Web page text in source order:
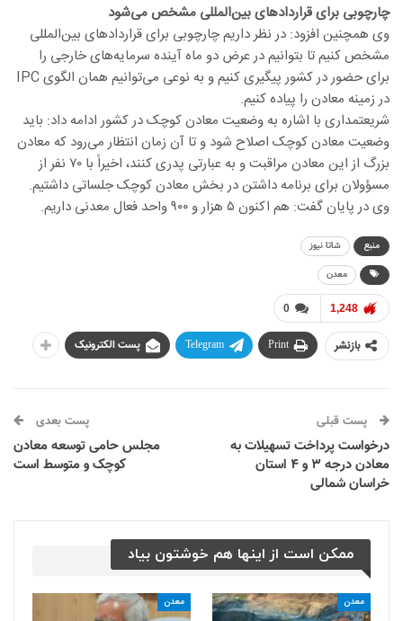
چارچوبی برای قراردادهای بین‌المللی مشخص می‌شود
وی همچنین افزود: در نظر داریم چارچوبی برای قراردادهای بین‌المللی
مشخص کنیم تا بتوانیم در عرض دو ماه آینده سرمایه‌های خارجی را
برای حضور در کشور پیگیری کنیم و به نوعی می‌توانیم همان الگوی IPC
در زمینه معادن را پیاده کنیم.
شریعتمداری با اشاره به وضعیت معادن کوچک در کشور ادامه داد: باید
وضعیت معادن کوچک اصلاح شود و تا آن زمان انتظار می‌رود که معادن
بزرگ از این معادن مراقبت و به عبارتی پدری کنند، اخیراً با ۷۰ نفر از
مسؤولان برای برنامه داشتن در بخش معادن کوچک جلساتی داشتیم.
وی در پایان گفت: هم اکنون ۵ هزار و ۹۰۰ واحد فعال معدنی داریم.
منبع شاتا نیوز
معدن
0 1,248
بازنشر Print
Telegram پست الکترونیک
پست قبلی
درخواست پرداخت تسهیلات به
معادن درجه ۳ و ۴ استان
خراسان شمالی
پست بعدی
مجلس حامی توسعه معادن
کوچک و متوسط است
ممکن است از اینها هم خوشتون بیاد
معدن معدن